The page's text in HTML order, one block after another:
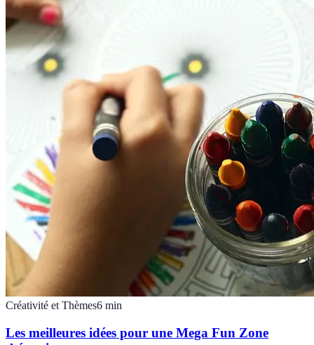
Créativité et Thèmes6 min
Les meilleures idées pour une Mega Fun Zone